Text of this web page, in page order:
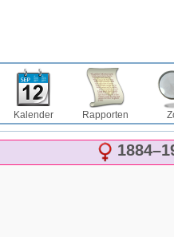
Kalender Rapporten
1884–